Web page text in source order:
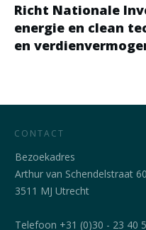
Richt Nationale
energie en clean
en
CONTACT
Bezoekadres
Arthur van Schendelstraat
3511 MJ Utrecht
Telefoon +31 (0)30 - 23 40